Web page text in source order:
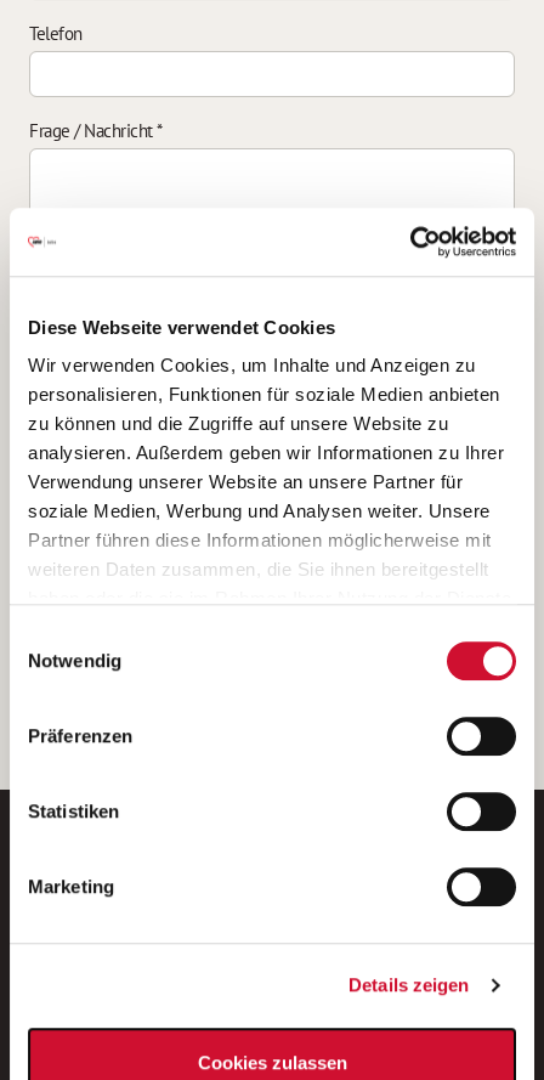
Diese Webseite verwendet Cookies
Wir verwenden Cookies, um Inhalte und Anzeigen zu
personalisieren, Funktionen für soziale Medien anbieten
zu können und die Zugriffe auf unsere Website zu
analysieren. Außerdem geben wir Informationen zu Ihrer
Verwendung unserer Website an unsere Partner für
soziale Medien, Werbung und Analysen weiter. Unsere
Partner führen diese Informationen möglicherweise mit
weiteren Daten zusammen, die Sie ihnen bereitgestellt
Wenn Sie auf „Cookies zulassen“ klicken, so stimmen
Sie der Speicherung sämtlicher Cookies zu. Sie können
Ihre Einwilligung selbstverständlich jederzeit widerrufen,
indem Sie die Cookie-Einstellungen aufrufen und diese
unserer
Notwendig
Präferenzen
Statistiken
Marketing
Details zeigen
Cookies zulassen
Telefon
Frage / Nachricht*
Ich bin damit einverstanden, dass meine personenbezogenen Daten
ausschließlich zum Zweck der Durchführung der Kontaktanfrage
verarbeitet, auf IT- Systemen der Garitz Bewirtschaftungsbetriebe
GmbH, Heinrich-von-Kleist-Straße 2, 97688 Bad Kissingen
(Betreiber) gespeichert und an die für das Stellenangebot
verantwortliche Stelle zur Kontaktaufnahme weitergegeben
werden.
Diese Einwilligungserklärung kann ich jederzeit gegenüber dem
Weitere Details können Sie der
entnehmen.
E-Mail-Adresse eintragen